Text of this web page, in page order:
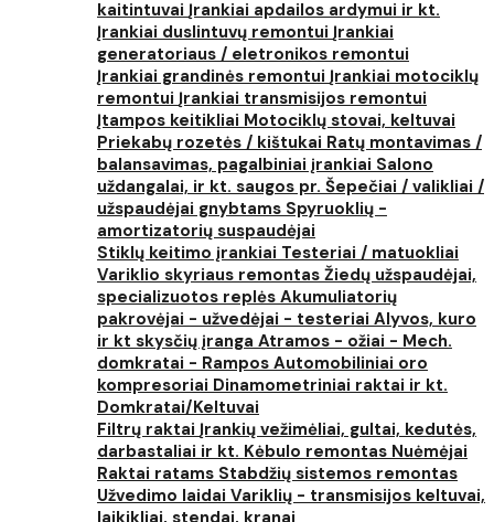
kaitintuvai Įrankiai apdailos ardymui ir kt.
Įrankiai duslintuvų remontui Įrankiai
generatoriaus / eletronikos remontui
Įrankiai grandinės remontui Įrankiai motociklų
remontui Įrankiai transmisijos remontui
Įtampos keitikliai Motociklų stovai, keltuvai
Priekabų rozetės / kištukai Ratų montavimas /
balansavimas, pagalbiniai įrankiai Salono
uždangalai, ir kt. saugos pr. Šepečiai / valikliai /
užspaudėjai gnybtams Spyruoklių -
amortizatorių suspaudėjai
Stiklų keitimo įrankiai Testeriai / matuokliai
Variklio skyriaus remontas Žiedų užspaudėjai,
specializuotos replės Akumuliatorių
pakrovėjai - užvedėjai - testeriai Alyvos, kuro
ir kt skysčių įranga Atramos - ožiai - Mech.
domkratai - Rampos Automobiliniai oro
kompresoriai Dinamometriniai raktai ir kt.
Domkratai/Keltuvai
Filtrų raktai Įrankių vežimėliai, gultai, kedutės,
darbastaliai ir kt. Kėbulo remontas Nuėmėjai
Raktai ratams Stabdžių sistemos remontas
Užvedimo laidai Variklių - transmisijos keltuvai,
laikikliai, stendai, kranai